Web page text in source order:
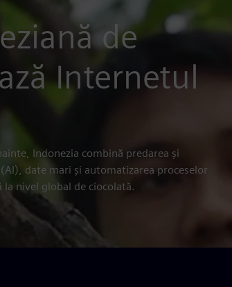
de
Internetul
Indonezia combină predarea și
date mari și automatizarea proceselor
nivel global de ciocolată.